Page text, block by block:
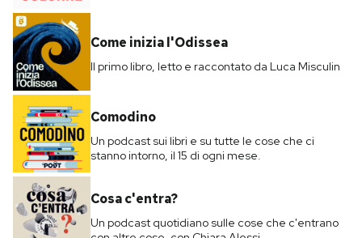
Come inizia l'Odissea
Il primo libro, letto e raccontato da Luca Misculin
Comodino
Un podcast sui libri e su tutte le cose che ci
stanno intorno, il 15 di ogni mese.
Cosa c'entra?
Un podcast quotidiano sulle cose che c'entrano